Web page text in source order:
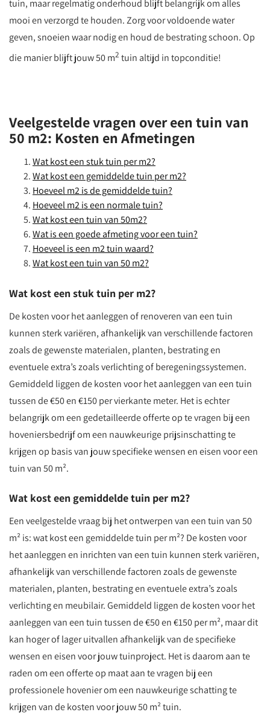
tuin, maar regelmatig onderhoud blijft belangrijk om alles
mooi en verzorgd te houden. Zorg voor voldoende water
geven, snoeien waar nodig en houd de bestrating schoon. Op
die manier blijft jouw 50 m2 tuin altijd in topconditie!
Veelgestelde vragen over een tuin van
50 m2: Kosten en Afmetingen
Wat kost een stuk tuin per m2?
Wat kost een gemiddelde tuin per m2?
Hoeveel m2 is de gemiddelde tuin?
Hoeveel m2 is een normale tuin?
Wat kost een tuin van 50m2?
Wat is een goede afmeting voor een tuin?
Hoeveel is een m2 tuin waard?
Wat kost een tuin van 50 m2?
Wat kost een stuk tuin per m2?
De kosten voor het aanleggen of renoveren van een tuin
kunnen sterk variëren, afhankelijk van verschillende factoren
zoals de gewenste materialen, planten, bestrating en
eventuele extra’s zoals verlichting of beregeningssystemen.
Gemiddeld liggen de kosten voor het aanleggen van een tuin
tussen de €50 en €150 per vierkante meter. Het is echter
belangrijk om een gedetailleerde offerte op te vragen bij een
hoveniersbedrijf om een nauwkeurige prijsinschatting te
krijgen op basis van jouw specifieke wensen en eisen voor een
tuin van 50 m².
Wat kost een gemiddelde tuin per m2?
Een veelgestelde vraag bij het ontwerpen van een tuin van 50
m² is: wat kost een gemiddelde tuin per m²? De kosten voor
het aanleggen en inrichten van een tuin kunnen sterk variëren,
afhankelijk van verschillende factoren zoals de gewenste
materialen, planten, bestrating en eventuele extra’s zoals
verlichting en meubilair. Gemiddeld liggen de kosten voor het
aanleggen van een tuin tussen de €50 en €150 per m², maar dit
kan hoger of lager uitvallen afhankelijk van de specifieke
wensen en eisen voor jouw tuinproject. Het is daarom aan te
raden om een offerte op maat aan te vragen bij een
professionele hovenier om een nauwkeurige schatting te
krijgen van de kosten voor jouw 50 m² tuin.